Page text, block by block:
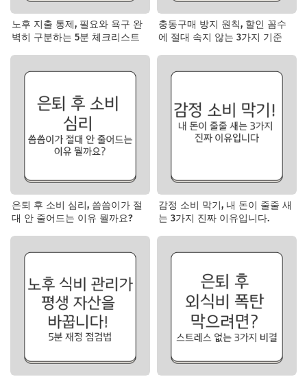
노후 지출 통제, 필요와 욕구 완
벽히 구분하는 5분 체크리스트
충동구매 방지 원칙, 할인 꼼수
에 절대 속지 않는 3가지 기준
은퇴 후 소비 심리, 씀씀이가 절
대 안 줄어드는 이유 뭘까요?
감정 소비 막기, 내 돈이 줄줄 새
는 3가지 진짜 이유입니다.